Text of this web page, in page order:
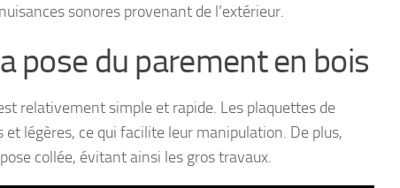
sonores provenant de l’extérieur.
pose du parement en bois
relativement simple et rapide. Les plaquettes de
légères, ce qui facilite leur manipulation. De plus,
collée, évitant ainsi les gros travaux.